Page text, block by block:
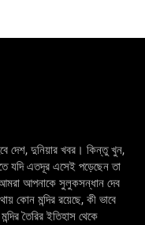
দেশ, দুনিয়ার খবর। কিন্তু খুন,
যদি এতদূর এসেই পড়েছেন তা
আপনাকে সুলুকসন্ধান দেব
কোন মন্দির রয়েছে, কী ভাবে
তৈরির ইতিহাস থেকে